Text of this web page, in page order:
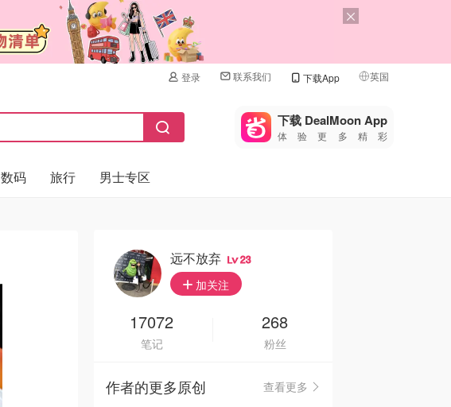
登录 联系我们 下载App 英国
🇺🇸
🇨🇳 中国
🇮🇹
🇦🇺
🇳🇿新西兰
下载 DealMoon App
体验更多精彩
数码 旅行 男士专区
远不放弃 23
加关注
17072
笔记
268
粉丝
作者的更多原创
查看更多